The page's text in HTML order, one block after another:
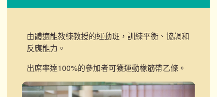
由體適能教練教授的運動班，訓練平衡、協調和
反應能力。
出席率達100%的參加者可獲運動橡筋帶乙條。